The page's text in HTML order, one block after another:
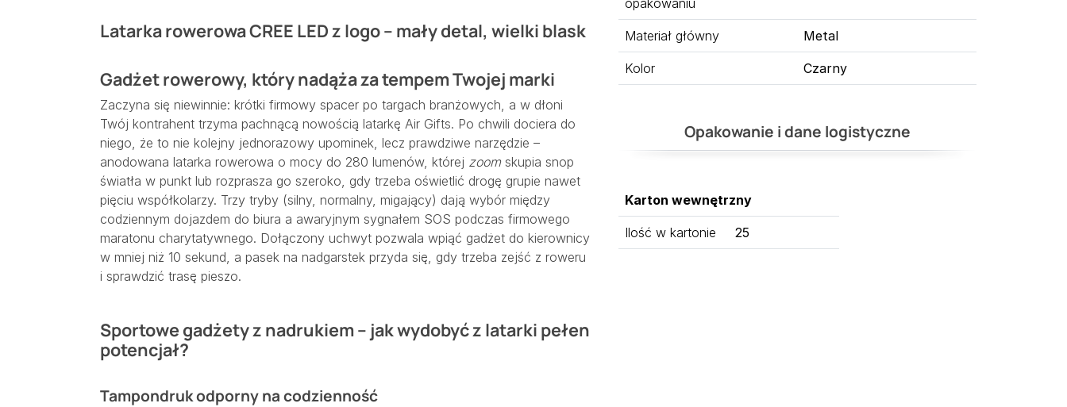
Latarka rowerowa CREE LED z logo – mały detal, wielki blask
Gadżet rowerowy, który nadąża za tempem Twojej marki
Zaczyna się niewinnie: krótki firmowy spacer po targach branżowych, a w dłoni
Twój kontrahent trzyma pachnącą nowością latarkę Air Gifts. Po chwili dociera do
niego, że to nie kolejny jednorazowy upominek, lecz prawdziwe narzędzie –
anodowana latarka rowerowa o mocy do 280 lumenów, której zoomskupia snop
światła w punkt lub rozprasza go szeroko, gdy trzeba oświetlić drogę grupie nawet
pięciu współkolarzy. Trzy tryby (silny, normalny, migający) dają wybór między
codziennym dojazdem do biura a awaryjnym sygnałem SOS podczas firmowego
maratonu charytatywnego. Dołączony uchwyt pozwala wpiąć gadżet do kierownicy
w mniej niż 10 sekund, a pasek na nadgarstek przyda się, gdy trzeba zejść z roweru
i sprawdzić trasę pieszo.
Sportowe gadżety z nadrukiem – jak wydobyć z latarki pełen
potencjał?
Tampondruk odporny na codzienność
opakowaniu
Materiał główny Metal
Kolor Czarny
Opakowanie i dane logistyczne
Karton wewnętrzny
Ilość w kartonie 25